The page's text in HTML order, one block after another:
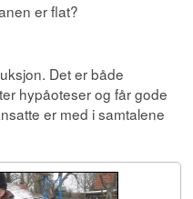
er flat?
Det er både
hypåoteser og får gode
er med i samtalene